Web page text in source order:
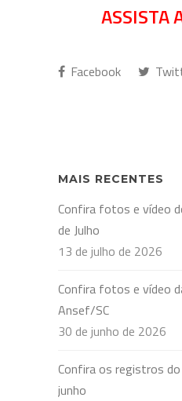
ASSISTA
Facebook
MAIS RECENTES
Confira fotos e vídeo
de Julho
13 de julho de 2026
Confira fotos e vídeo
Ansef/SC
30 de junho de 2026
Confira os registros
junho